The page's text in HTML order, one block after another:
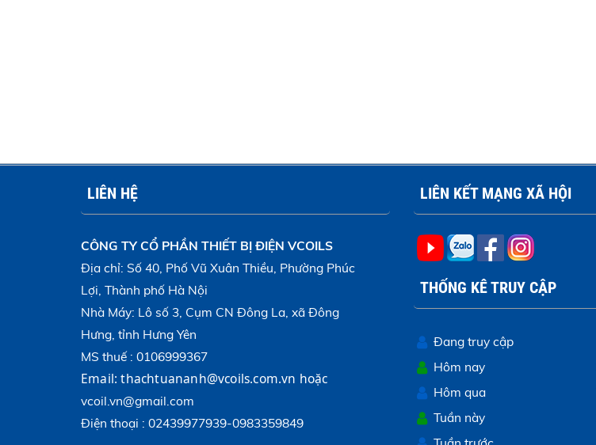
LIÊN HỆ
CÔNG TY CỔ PHẦN THIẾT BỊ ĐIỆN VCOILS
Địa chỉ: Số 40, Phố Vũ Xuân Thiều, Phường Phúc
Lợi, Thành phố Hà Nội
Nhà Máy: Lô số 3, Cụm CN Đông La, xã Đông
Hưng, tỉnh Hưng Yên
MS thuế : 0106999367
Email: thachtuananh@vcoils.com.vn
vcoil.vn@gmail.com
Điện thoại : 02439977939-0983359849
LIÊN KẾT MẠNG XÃ HỘI
THỐNG KÊ TRUY CẬP
Đang truy cập
Hôm nay
Hôm qua
Tuần này